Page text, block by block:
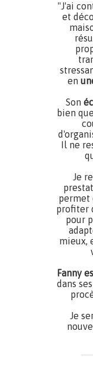
"J'ai
et
en
Son
bien
Il ne
Je
permet
profiter
pour
mieux,
Fanny
dans
Je